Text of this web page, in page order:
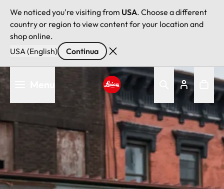
We noticed you're visiting from USA. Choose a different
country or region to view content for your location and
shop online.
USA (English)
Continua
Salta
al
contenuto
Leica logo - Home